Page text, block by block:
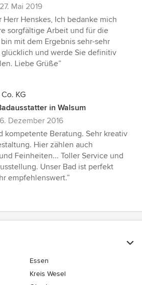
27. Mai 2019
Herr Henskes, Ich bedanke mich
sorgfältige Arbeit und für die
mit dem Ergebnis sehr-sehr
und werde Sie definitiv
Liebe Grüße”
KG
in Walsum
6. Dezember 2016
kompetente Beratung. Sehr kreativ
Hier zählen auch
Feinheiten... Toller Service und
Unser Bad ist perfekt
empfehlenswert.”
Essen
Kreis Wesel